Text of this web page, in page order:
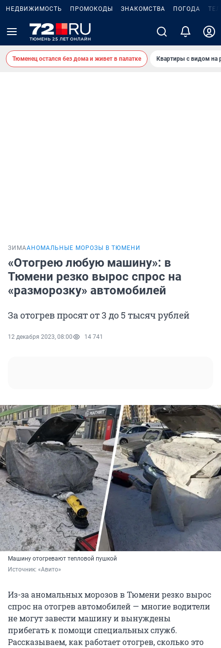
НЕДВИЖИМОСТЬ ПРОМОКОДЫ ЗНАКОМСТВА ПОГОДА
Тюменец остался без дома и живет в палатке Квартиры с видом на
ЗИМААНОМАЛЬНЫЕ МОРОЗЫ В ТЮМЕНИ
«Отогрею любую машину»: в
Тюмени резко вырос спрос на
«разморозку» автомобилей
За отогрев просят от 3 до 5 тысяч рублей
12 декабря 2023, 08:00 14 741
Машину отогревают тепловой пушкой
Источник: «Авито»
Из-за аномальных морозов в Тюмени резко вырос
спрос на отогрев автомобилей — многие водители
не могут завести машину и вынуждены
прибегать к помощи специальных служб.
Рассказываем, как работает отогрев, сколько это